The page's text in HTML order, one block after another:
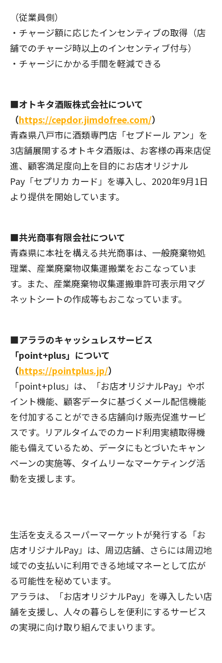
（従業員側）
・チャージ額に応じたインセンティブの取得（店
舗でのチャージ時以上のインセンティブ付与）
・チャージにかかる手間を軽減できる
■オトキタ酒販株式会社について
（https://cepdor.jimdofree.com/）
青森県八戸市に酒類専門店「セプドール アン」を
3店舗展開するオトキタ酒販は、お客様の再来店促
進、顧客満足度向上を目的にお店オリジナル
Pay「セプリカ カード」を導入し、2020年9月1日
より提供を開始しています。
■共光商事有限会社について
青森県に本社を構える共光商事は、一般廃棄物処
理業、産業廃棄物収集運搬業をおこなっていま
す。また、産業廃棄物収集運搬車許可表示用マグ
ネットシートの作成等もおこなっています。
■アララのキャッシュレスサービス
「point+plus」について
（https://pointplus.jp/）
「point+plus」は、「お店オリジナルPay」やポ
イント機能、顧客データに基づくメール配信機能
を付加することができる店舗向け販売促進サービ
スです。リアルタイムでのカード利用実績取得機
能も備えているため、データにもとづいたキャン
ペーンの実施等、タイムリーなマーケティング活
動を支援します。
生活を支えるスーパーマーケットが発行する「お
店オリジナルPay」は、周辺店舗、さらには周辺地
域での支払いに利用できる地域マネーとして広が
る可能性を秘めています。
アララは、「お店オリジナルPay」を導入したい店
舗を支援し、人々の暮らしを便利にするサービス
の実現に向け取り組んでまいります。